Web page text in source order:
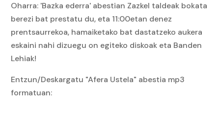
Oharra: 'Bazka ederra' abestian Zazkel taldeak bokata
berezi bat prestatu du, eta 11:00etan denez
prentsaurrekoa, hamaiketako bat dastatzeko aukera
eskaini nahi dizuegu on egiteko diskoak eta Banden
Lehiak!
Entzun/Deskargatu "Afera Ustela" abestia mp3
formatuan: